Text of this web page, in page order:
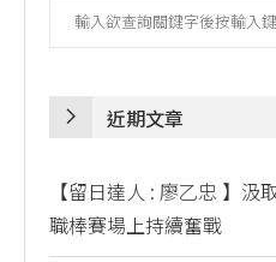
近期文章
【留日達人 : 廖乙忠 】
職棒賽場上持續奮戰